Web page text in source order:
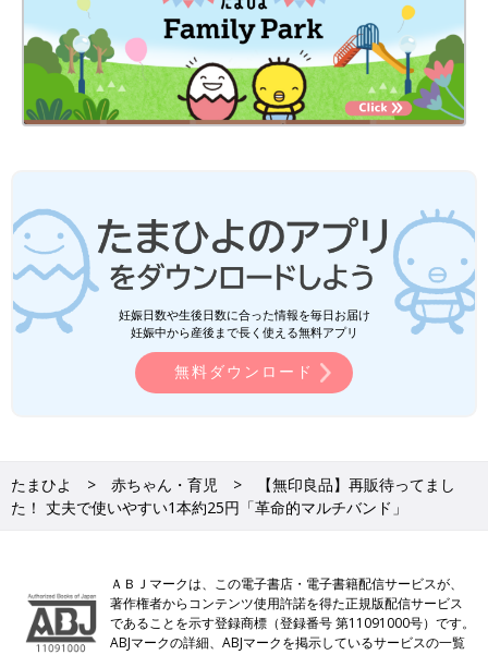
妊娠日数や生後日数に合った情報を毎日お届け
妊娠中から産後まで長く使える無料アプリ
無料ダウンロード
たまひよ 赤ちゃん・育児
【無印良品】再販待ってまし
た！ 丈夫で使いやすい1本約25円「革命的マルチバンド」
ＡＢＪマークは、この電子書店・電子書籍配信サービスが、
著作権者からコンテンツ使用許諾を得た正規版配信サービス
であることを示す登録商標（登録番号 第11091000号）です。
ABJマークの詳細、ABJマークを掲示しているサービスの一覧